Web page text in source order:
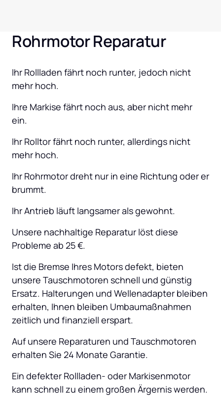
Rohrmotor Reparatur
Ihr Rollladen fährt noch runter, jedoch nicht
mehr hoch.
Ihre Markise fährt noch aus, aber nicht mehr
ein.
Ihr Rolltor fährt noch runter, allerdings nicht
mehr hoch.
Ihr Rohrmotor dreht nur in eine Richtung oder er
brummt.
Ihr Antrieb läuft langsamer als gewohnt.
Unsere nachhaltige Reparatur löst diese
Probleme ab 25 €.
Ist die Bremse Ihres Motors defekt, bieten
unsere Tauschmotoren schnell und günstig
Ersatz. Halterungen und Wellenadapter bleiben
erhalten, Ihnen bleiben Umbaumaßnahmen
zeitlich und finanziell erspart.
Auf unsere Reparaturen und Tauschmotoren
erhalten Sie 24 Monate Garantie.
Ein defekter Rollladen- oder Markisenmotor